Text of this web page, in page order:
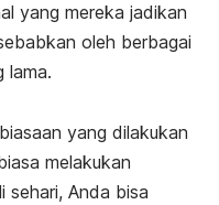
yang mereka jadikan
oleh berbagai
lama.
yang dilakukan
melakukan
sehari, Anda bisa